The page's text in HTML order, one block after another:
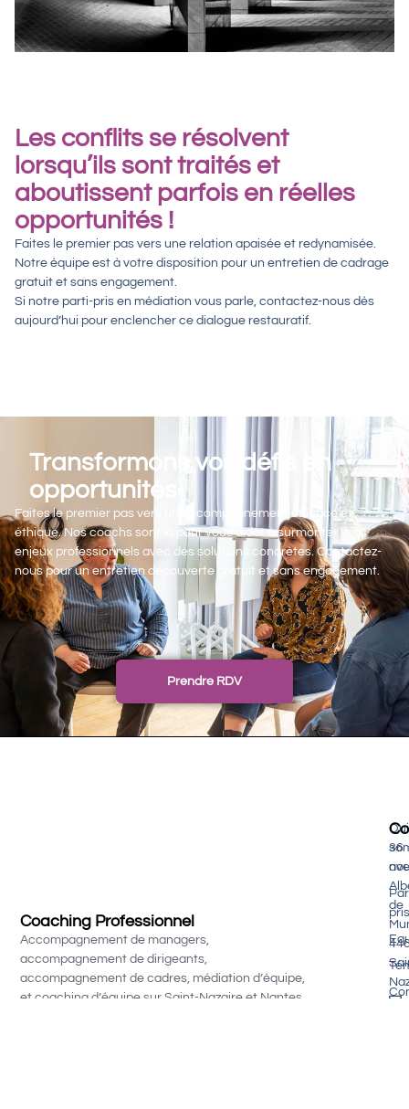
Les conflits se résolvent
lorsqu’ils sont traités et
aboutissent parfois en réelles
opportunités !
Faites le premier pas vers une relation apaisée et redynamisée.
Notre équipe est à votre disposition pour un entretien de cadrage
gratuit et sans engagement.
Si notre parti-pris en médiation vous parle, contactez-nous dès
aujourd’hui pour enclencher ce dialogue restauratif.
Transformons vos défis en
opportunités
Faites le premier pas vers un accompagnement efficace et
éthique. Nos coachs sont là pour vous aider à surmonter vos
enjeux professionnels avec des solutions concrètes. Contactez-
nous pour un entretien découverte gratuit et sans engagement.
Prendre RDV
Coaching Professionnel
Accompagnement de managers,
accompagnement de dirigeants,
accompagnement de cadres, médiation d’équipe,
et coaching d’équipe sur Saint-Nazaire et Nantes
Qui
pris
36
de